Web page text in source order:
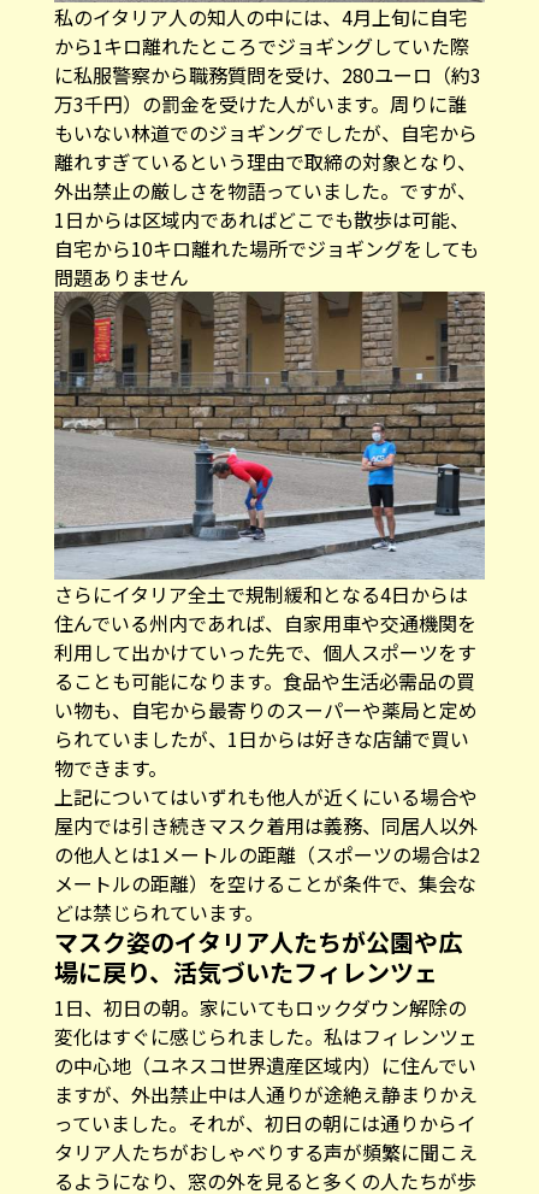
私のイタリア人の知人の中には、4月上旬に自宅
から1キロ離れたところでジョギングしていた際
に私服警察から職務質問を受け、280ユーロ（約3
万3千円）の罰金を受けた人がいます。周りに誰
もいない林道でのジョギングでしたが、自宅から
離れすぎているという理由で取締の対象となり、
外出禁止の厳しさを物語っていました。ですが、
1日からは区域内であればどこでも散歩は可能、
自宅から10キロ離れた場所でジョギングをしても
問題ありません
さらにイタリア全土で規制緩和となる4日からは
住んでいる州内であれば、自家用車や交通機関を
利用して出かけていった先で、個人スポーツをす
ることも可能になります。食品や生活必需品の買
い物も、自宅から最寄りのスーパーや薬局と定め
られていましたが、1日からは好きな店舗で買い
物できます。
上記についてはいずれも他人が近くにいる場合や
屋内では引き続きマスク着用は義務、同居人以外
の他人とは1メートルの距離（スポーツの場合は2
メートルの距離）を空けることが条件で、集会な
どは禁じられています。
マスク姿のイタリア人たちが公園や広
場に戻り、活気づいたフィレンツェ
1日、初日の朝。家にいてもロックダウン解除の
変化はすぐに感じられました。私はフィレンツェ
の中心地（ユネスコ世界遺産区域内）に住んでい
ますが、外出禁止中は人通りが途絶え静まりかえ
っていました。それが、初日の朝には通りからイ
タリア人たちがおしゃべりする声が頻繁に聞こえ
るようになり、窓の外を見ると多くの人たちが歩